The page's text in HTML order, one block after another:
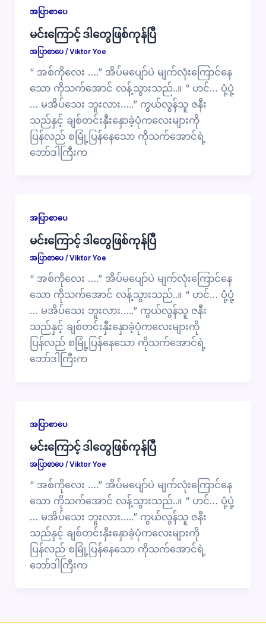
အပြာစာပေ
မင်းကြောင့် ဒါတွေဖြစ်ကုန်ပြီ
အပြာစာပေ/ Viktor Yoe
“ အစ်ကိုလေး ….” အိပ်မပျော်ပဲ မျက်လုံးကြောင်နေ
သော ကိုသက်အောင် လန့်သွားသည်..။ “ ဟင်… ပုံ့ပုံ့
… မအိပ်သေး ဘူးလား…..” ကွယ်လွန်သူ ဇနီး
သည်နှင့် ချစ်တင်းနှီးနှောခဲ့ပုံကလေးများကို
ပြန်လည် စမြုံ့ပြန်နေသော ကိုသက်အောင်ရဲ့
ဘော်ဒါကြီးက
အပြာစာပေ
မင်းကြောင့် ဒါတွေဖြစ်ကုန်ပြီ
အပြာစာပေ/ Viktor Yoe
“ အစ်ကိုလေး ….” အိပ်မပျော်ပဲ မျက်လုံးကြောင်နေ
သော ကိုသက်အောင် လန့်သွားသည်..။ “ ဟင်… ပုံ့ပုံ့
… မအိပ်သေး ဘူးလား…..” ကွယ်လွန်သူ ဇနီး
သည်နှင့် ချစ်တင်းနှီးနှောခဲ့ပုံကလေးများကို
ပြန်လည် စမြုံ့ပြန်နေသော ကိုသက်အောင်ရဲ့
ဘော်ဒါကြီးက
အပြာစာပေ
မင်းကြောင့် ဒါတွေဖြစ်ကုန်ပြီ
အပြာစာပေ/ Viktor Yoe
“ အစ်ကိုလေး ….” အိပ်မပျော်ပဲ မျက်လုံးကြောင်နေ
သော ကိုသက်အောင် လန့်သွားသည်..။ “ ဟင်… ပုံ့ပုံ့
… မအိပ်သေး ဘူးလား…..” ကွယ်လွန်သူ ဇနီး
သည်နှင့် ချစ်တင်းနှီးနှောခဲ့ပုံကလေးများကို
ပြန်လည် စမြုံ့ပြန်နေသော ကိုသက်အောင်ရဲ့
ဘော်ဒါကြီးက